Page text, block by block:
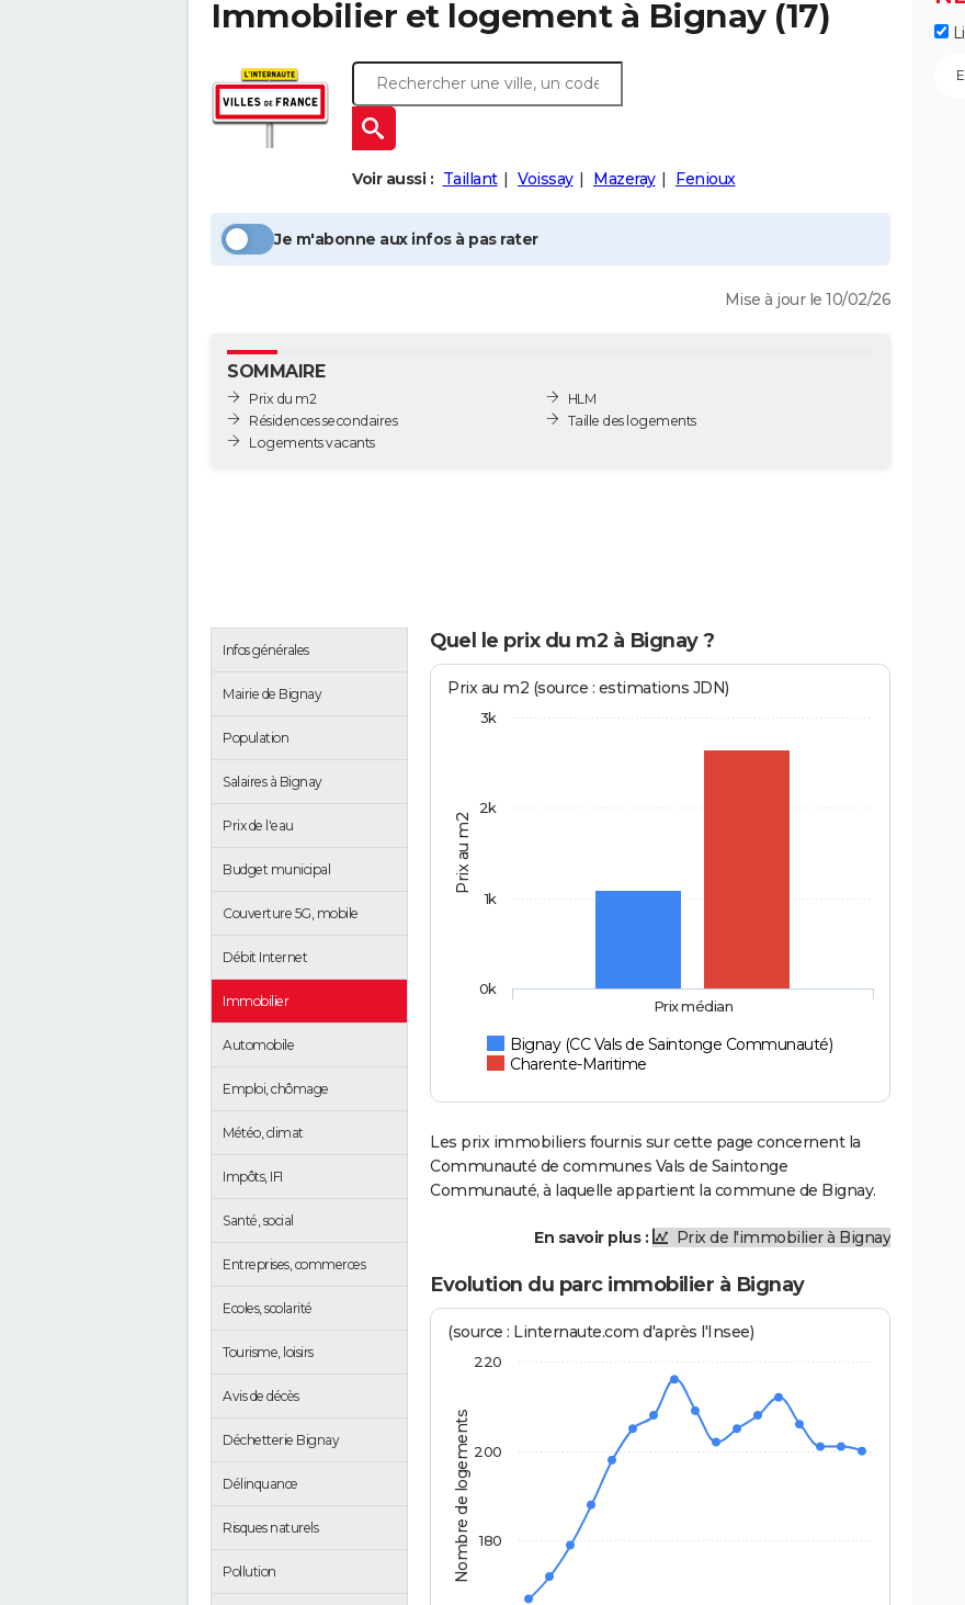
Immobilier et logement à Bignay(17)
Voir aussi : Taillant Voissay Mazeray Fenioux
Je m'abonne aux infos à pas rater
Mise à jour le 10/02/26
SOMMAIRE
Prix du m2
Résidences secondaires
Logements vacants
HLM
Taille des logements
Infos générales
Mairie de Bignay
Population
Salaires à Bignay
Prix de l'eau
Budget municipal
Couverture 5G, mobile
Débit Internet
Immobilier
Automobile
Emploi, chômage
Météo, climat
Impôts, IFI
Santé, social
Entreprises, commerces
Ecoles, scolarité
Tourisme, loisirs
Avis de décès
Déchetterie Bignay
Délinquance
Risques naturels
Pollution
Quel le prix du m2 à Bignay ?
Prix au m2
Prix au m2 (source : estimations JDN)
Bignay (CC Vals de Saintonge Communauté)
Charente-Maritime
Prix médian
0k
1k
2k
3k
Les prix immobiliers fournis sur cette page concernent la
Communauté de communes Vals de Saintonge
Communauté, à laquelle appartient la commune de Bignay.
En savoir plus : Prix de l'immobilier à Bignay
Evolution du parc immobilier à Bignay
Nombre de logements
(source : Linternaute.com d'après l'Insee)
180
200
220